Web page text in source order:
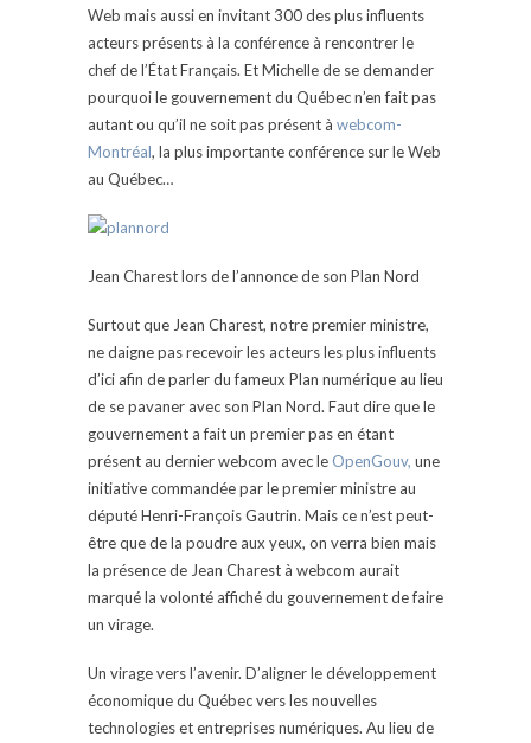
Web mais aussi en invitant 300 des plus influents
acteurs présents à la conférence à rencontrer le
chef de l’État Français. Et Michelle de se demander
pourquoi le gouvernement du Québec n’en fait pas
autant ou qu’il ne soit pas présent à webcom-
Montréal, la plus importante conférence sur le Web
au Québec…
Jean Charest lors de l’annonce de son Plan Nord
Surtout que Jean Charest, notre premier ministre,
ne daigne pas recevoir les acteurs les plus influents
d’ici afin de parler du fameux Plan numérique au lieu
de se pavaner avec son Plan Nord. Faut dire que le
gouvernement a fait un premier pas en étant
présent au dernier webcom avec le OpenGouv, une
initiative commandée par le premier ministre au
député Henri-François Gautrin. Mais ce n’est peut-
être que de la poudre aux yeux, on verra bien mais
la présence de Jean Charest à webcom aurait
marqué la volonté affiché du gouvernement de faire
un virage.
Un virage vers l’avenir. D’aligner le développement
économique du Québec vers les nouvelles
technologies et entreprises numériques. Au lieu de